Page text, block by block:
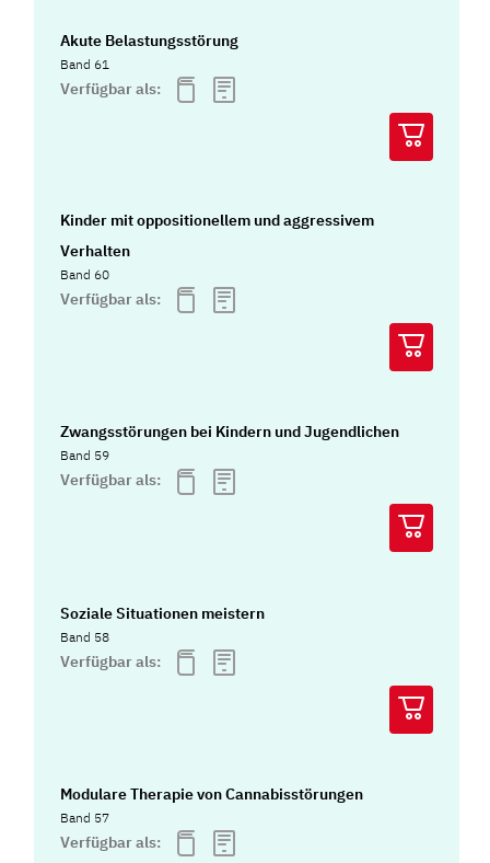
Akute Belastungsstörung
Band 61
Verfügbar als:
Kinder mit oppositionellem und aggressivem
Verhalten
Band 60
Verfügbar als:
Zwangsstörungen bei Kindern und Jugendlichen
Band 59
Verfügbar als:
Soziale Situationen meistern
Band 58
Verfügbar als:
Modulare Therapie von Cannabisstörungen
Band 57
Verfügbar als: